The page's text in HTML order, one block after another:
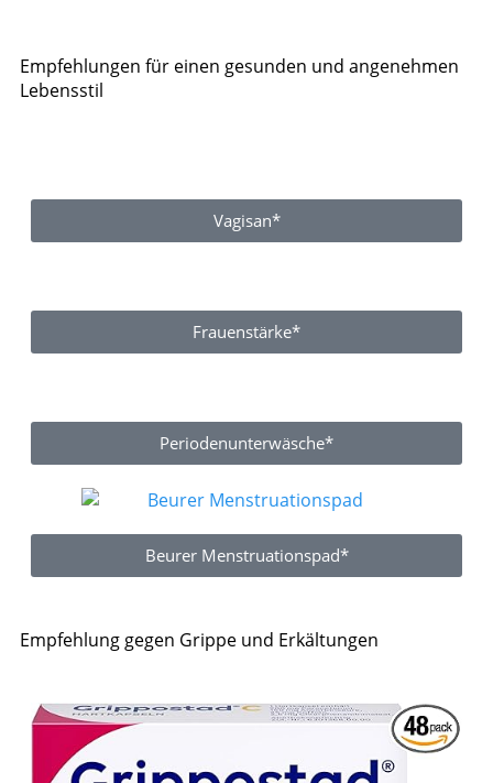
Empfehlungen für einen gesunden und angenehmen
Lebensstil
Vagisan*
Frauenstärke*
Periodenunterwäsche*
Beurer Menstruationspad*
Empfehlung gegen Grippe und Erkältungen